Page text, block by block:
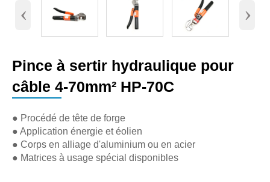
‹ ›
Pince à sertir hydraulique pour
câble 4-70mm² HP-70C
● Procédé de tête de forge
● Application énergie et éolien
● Corps en alliage d'aluminium ou en acier
● Matrices à usage spécial disponibles